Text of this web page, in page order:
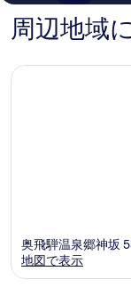
べ
て
写
口
コ周辺地域
奥飛騨温泉郷神坂
地図で表示